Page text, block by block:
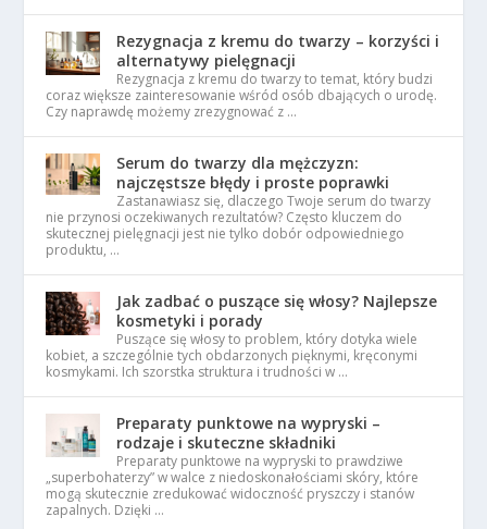
Rezygnacja z kremu do twarzy – korzyści i
alternatywy pielęgnacji
Rezygnacja z kremu do twarzy to temat, który budzi
coraz większe zainteresowanie wśród osób dbających o urodę.
Czy naprawdę możemy zrezygnować z …
Serum do twarzy dla mężczyzn:
najczęstsze błędy i proste poprawki
Zastanawiasz się, dlaczego Twoje serum do twarzy
nie przynosi oczekiwanych rezultatów? Często kluczem do
skutecznej pielęgnacji jest nie tylko dobór odpowiedniego
produktu, …
Jak zadbać o puszące się włosy? Najlepsze
kosmetyki i porady
Puszące się włosy to problem, który dotyka wiele
kobiet, a szczególnie tych obdarzonych pięknymi, kręconymi
kosmykami. Ich szorstka struktura i trudności w …
Preparaty punktowe na wypryski –
rodzaje i skuteczne składniki
Preparaty punktowe na wypryski to prawdziwe
„superbohaterzy” w walce z niedoskonałościami skóry, które
mogą skutecznie zredukować widoczność pryszczy i stanów
zapalnych. Dzięki …